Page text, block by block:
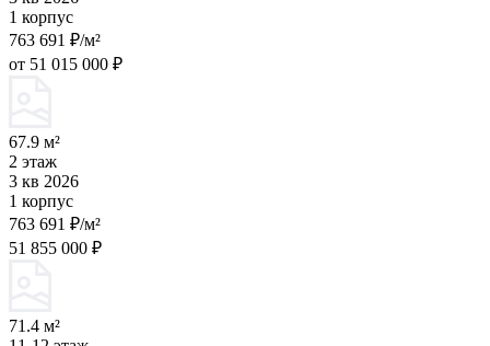
1 корпус
763 691 ₽/м²
от 51 015 000 ₽
67.9 м²
2 этаж
3 кв 2026
1 корпус
763 691 ₽/м²
51 855 000 ₽
71.4 м²